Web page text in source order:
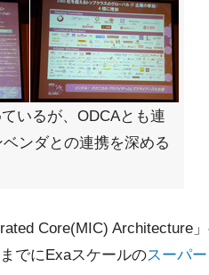
いるが、ODCAとも連
ンダとの連携を深める
Core(MIC) Architecture
でにExaスケールのスーパ